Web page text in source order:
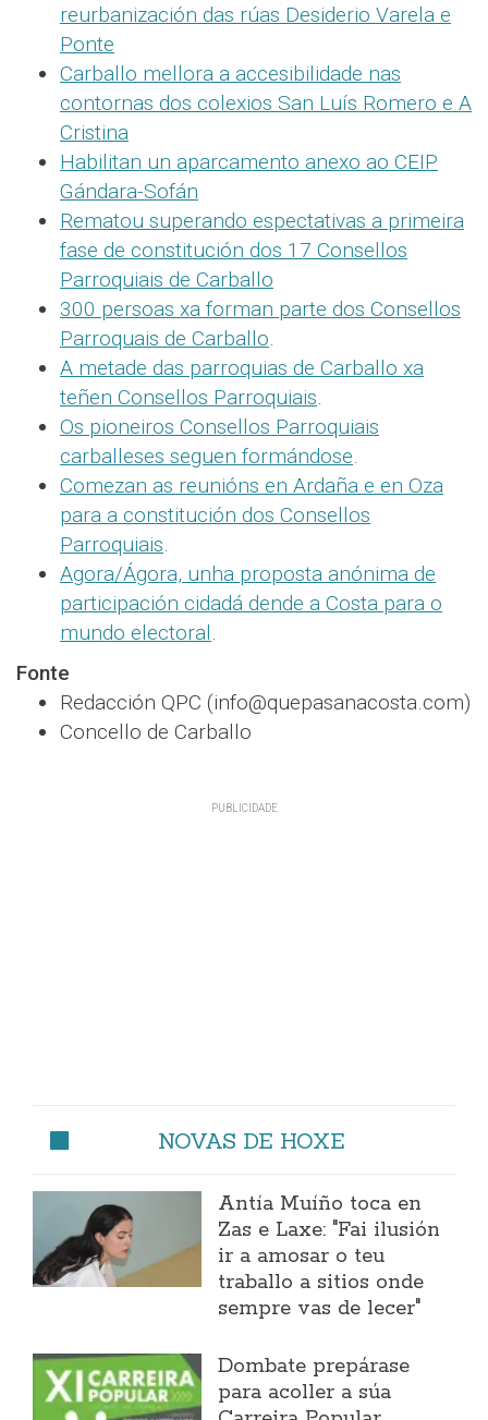
reurbanización das rúas Desiderio Varela e
Ponte
Carballo mellora a accesibilidade nas
contornas dos colexios San Luís Romero e A
Cristina
Habilitan un aparcamento anexo ao CEIP
Gándara-Sofán
Rematou superando espectativas a primeira
fase de constitución dos 17 Consellos
Parroquiais de Carballo
300 persoas xa forman parte dos Consellos
Parroquais de Carballo.
A metade das parroquias de Carballo xa
teñen Consellos Parroquiais.
Os pioneiros Consellos Parroquiais
carballeses seguen formándose.
Comezan as reunións en Ardaña e en Oza
para a constitución dos Consellos
Parroquiais.
Agora/Ágora, unha proposta anónima de
participación cidadá dende a Costa para o
mundo electoral.
Fonte
Redacción QPC (info@quepasanacosta.com)
Concello de Carballo
NOVAS DE HOXE
Antía Muíño toca en
Zas e Laxe: "Fai ilusión
ir a amosar o teu
traballo a sitios onde
sempre vas de lecer"
Dombate prepárase
para acoller a súa